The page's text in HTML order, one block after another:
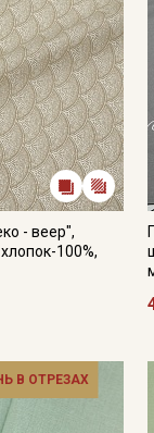
- веер",
100%,
В ОТРЕЗАХ